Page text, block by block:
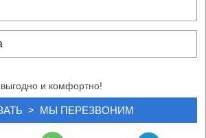
у
и комфортно!